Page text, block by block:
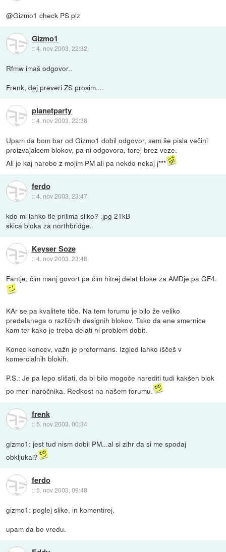
@Gizmo1 check PS plz
Gizmo1
::4. nov 2003, 22:32
Rfmw imaš odgovor..
Frenk, dej preveri ZS prosim....
planetparty
::4. nov 2003, 22:38
Upam da bom bar od Gizmo1 dobil odgovor, sem še pisla večini
proizvajalcem blokov, pa ni odgovora, torej brez veze.
Ali je kaj narobe z mojim PM ali pa nekdo nekaj j***
ferdo
::4. nov 2003, 23:47
kdo mi lahko tle prilima sliko? .jpg 21kB
skica bloka za northbridge.
Keyser Soze
::4. nov 2003, 23:48
Fantje, čim manj govort pa čim hitrej delat bloke za AMDje pa GF4.
KAr se pa kvalitete tiče. Na tem forumu je bilo že veliko
predelanega o različnih designih blokov. Tako da ene smernice
kam ter kako je treba delati ni problem dobit.
Konec koncev, važn je preformans. Izgled lahko iščeš v
komercialnih blokih.
P.S.: Je pa lepo slišati, da bi bilo mogoče narediti tudi kakšen blok
po meri naročnika. Redkost na našem forumu.
frenk
:: 5. nov 2003, 00:34
gizmo1: jest tud nism dobil PM...al si zihr da si me spodaj
obkljukal?
ferdo
::5. nov 2003, 09:48
gizmo1: poglej slike, in komentirej.
upam da bo vredu.